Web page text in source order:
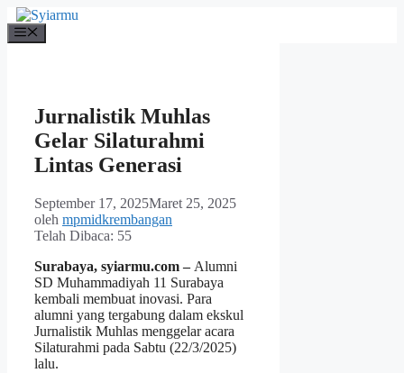
Langsung
ke
isi
Jurnalistik Muhlas
Gelar Silaturahmi
Lintas Generasi
September 17, 2025Maret 25, 2025
oleh mpmidkrembangan
Telah Dibaca: 55
Surabaya, syiarmu.com – Alumni
SD Muhammadiyah 11 Surabaya
kembali membuat inovasi. Para
alumni yang tergabung dalam ekskul
Jurnalistik Muhlas menggelar acara
Silaturahmi pada Sabtu (22/3/2025)
lalu.